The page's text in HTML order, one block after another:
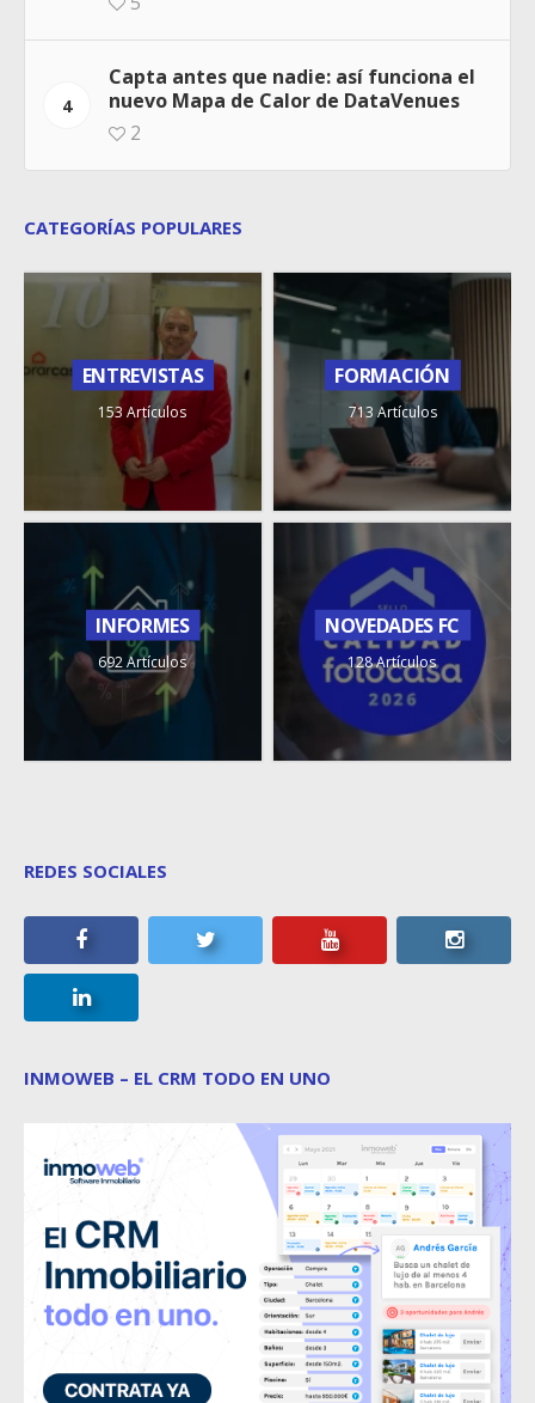
4
Capta antes que nadie: así funciona el
nuevo Mapa de Calor de DataVenues
2
CATEGORÍAS POPULARES
ENTREVISTAS
153 Artículos
FORMACIÓN
713 Artículos
INFORMES
692 Artículos
NOVEDADES FC
128 Artículos
REDES SOCIALES
INMOWEB – EL CRM TODO EN UNO